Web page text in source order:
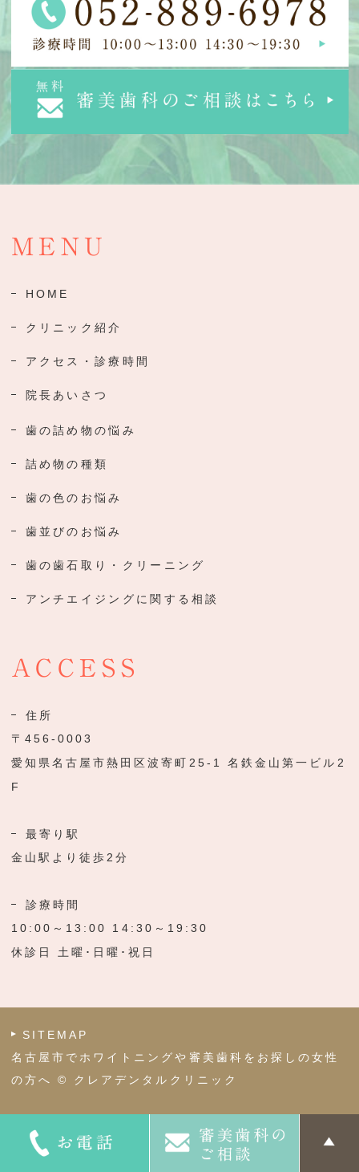
MENU
HOME
クリニック紹介
アクセス・診療時間
院長あいさつ
歯の詰め物の悩み
詰め物の種類
歯の色のお悩み
歯並びのお悩み
歯の歯石取り・クリーニング
アンチエイジングに関する相談
ACCESS
住所
〒456-0003
愛知県名古屋市熱田区波寄町25-1 名鉄金山第一ビル2
F
最寄り駅
金山駅より徒歩2分
診療時間
10:00～13:00 14:30～19:30
休診日 土曜･日曜･祝日
SITEMAP
名古屋市でホワイトニングや審美歯科をお探しの女性
の方へ © クレアデンタルクリニック